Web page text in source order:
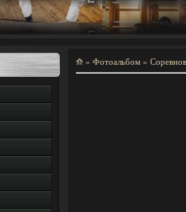
⟰ » Фотоальбом »